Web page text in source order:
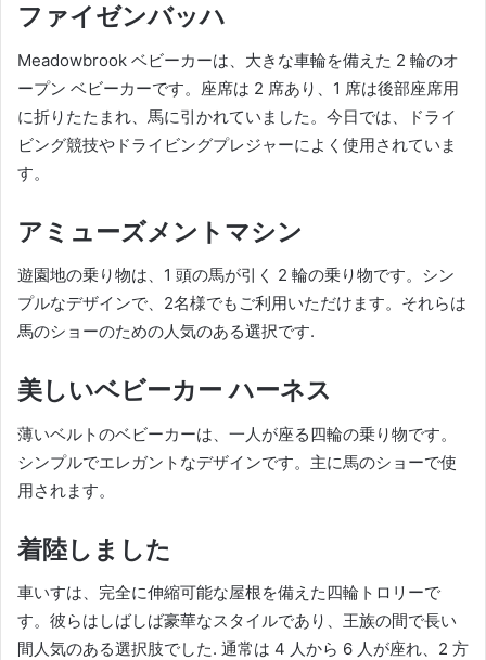
ファイゼンバッハ
Meadowbrook ベビーカーは、大きな車輪を備えた 2 輪のオ
ープン ベビーカーです。 座席は 2 席あり、1 席は後部座席用
に折りたたまれ、馬に引かれていました。 今日では、ドライ
ビング競技やドライビングプレジャーによく使用されていま
す。
アミューズメントマシン
遊園地の乗り物は、1 頭の馬が引く 2 輪の乗り物です。 シン
プルなデザインで、2名様でもご利用いただけます。 それらは
馬のショーのための人気のある選択です.
美しいベビーカー ハーネス
薄いベルトのベビーカーは、一人が座る四輪の乗り物です。
シンプルでエレガントなデザインです。 主に馬のショーで使
用されます。
着陸しました
車いすは、完全に伸縮可能な屋根を備えた四輪トロリーで
す。 彼らはしばしば豪華なスタイルであり、王族の間で長い
間人気のある選択肢でした. 通常は 4 人から 6 人が座れ、2 方